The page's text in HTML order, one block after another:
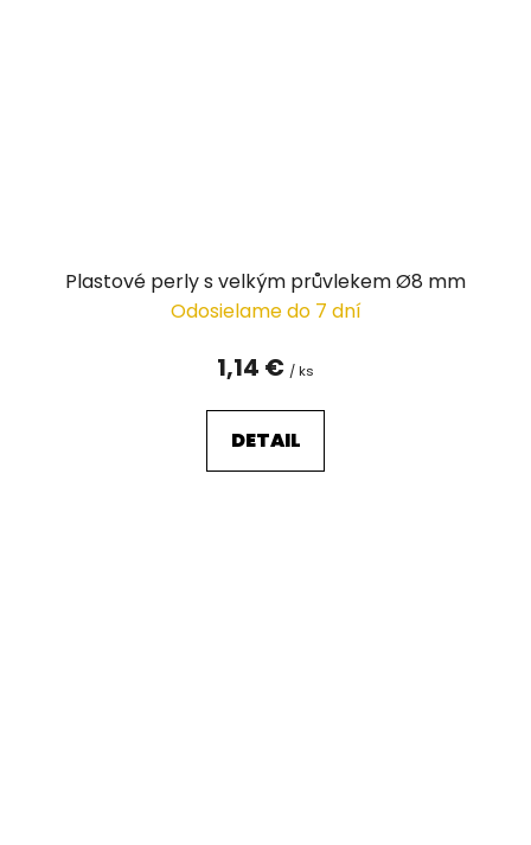
Plastové perly s velkým průvlekem Ø8 mm
Odosielame do 7 dní
1,14 € / ks
DETAIL